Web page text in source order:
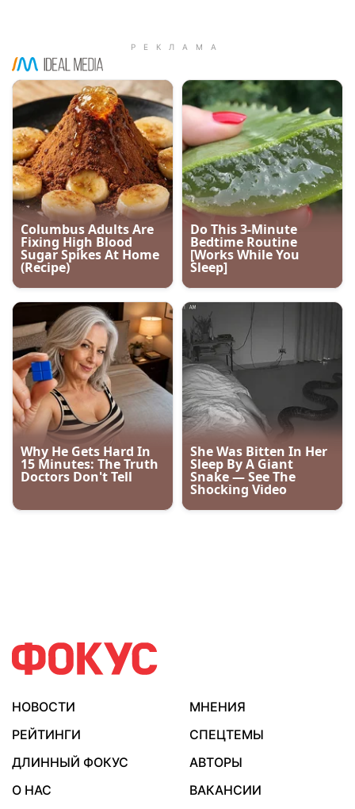
НОВОСТИ
МНЕНИЯ
РЕЙТИНГИ
СПЕЦТЕМЫ
ДЛИННЫЙ ФОКУС
АВТОРЫ
О НАС
ВАКАНСИИ